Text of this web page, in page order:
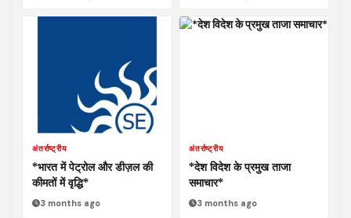
अंतर्राष्ट्रीय
*भारत में पेट्रोल और डीज़ल की
कीमतों में वृद्धि*
3 months ago
अंतर्राष्ट्रीय
*देश विदेश के प्रमुख ताजा
समाचार*
3 months ago